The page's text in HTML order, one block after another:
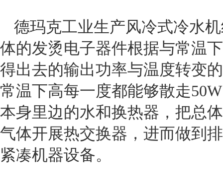
德玛克工业生产风冷式冷水
体的发烫电子器件根据与常温
得出去的输出功率与温度转变
常温下高每一度都能够散走50W
本身里边的水和换热器，把总
气体开展热交换器，进而做到
紧凑机器设备。